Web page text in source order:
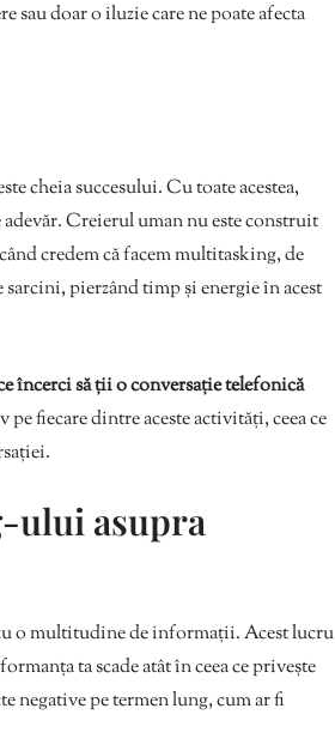
sau doar o iluzie care ne poate afecta
cheia succesului. Cu toate acestea,
adevăr. Creierul uman nu este construit
credem că facem multitasking, de
pierzând timp și energie în acest
încerci să ții o conversație telefonică
fiecare dintre aceste activități, ceea ce
ului asupra
o multitudine de informații. Acest lucru
ta scade atât în ceea ce privește
negative pe termen lung, cum ar fi